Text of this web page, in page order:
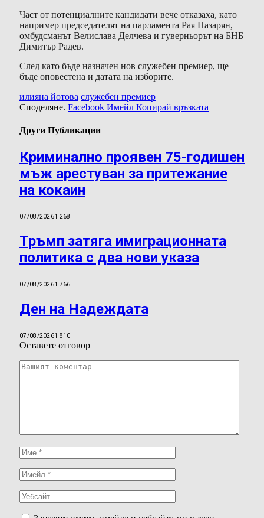
Част от потенциалните кандидати вече отказаха, като
например председателят на парламента Рая Назарян,
омбудсманът Велислава Делчева и гуверньорът на БНБ
Димитър Радев.
След като бъде назначен нов служебен премиер, ще
бъде оповестена и датата на изборите.
илияна йотова служебен премиер
Споделяне. Facebook Имейл Копирай връзката
Други Публикации
Криминално проявен 75-годишен
мъж арестуван за притежание
на кокаин
07/08/20261 268
Тръмп затяга имиграционната
политика с два нови указа
07/08/20261 766
Ден на Надеждата
07/08/20261 810
Оставете отговор